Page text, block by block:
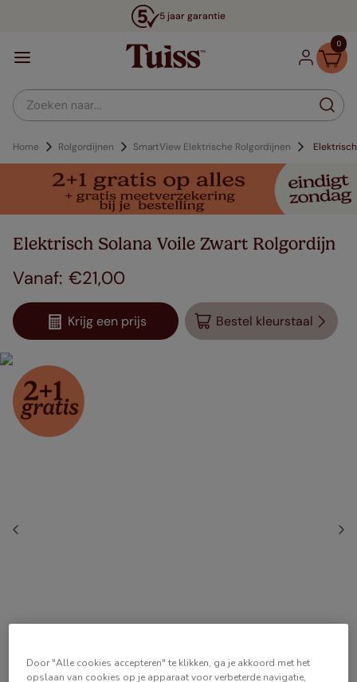
5 jaar garantie
0
Zoeken naar...
Home Rolgordijnen SmartView Elektrische Rolgordijnen
Elektrisch Solana Voile Zwart Rolgordijn
€21,00
Krijg een prijs Bestel kleurstaal
Door "Alle cookies accepteren" te klikken, ga je akkoord met het
opslaan van cookies op je apparaat voor verbeterde navigatie,